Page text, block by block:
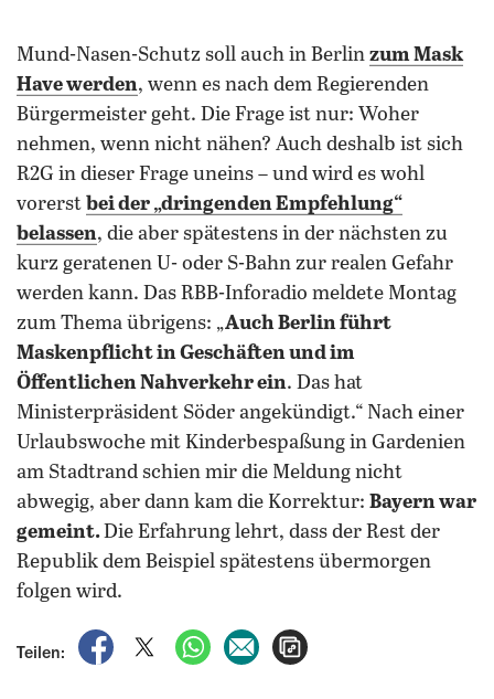
Mund-Nasen-Schutz soll auch in Berlin zum Mask
Have werden, wenn es nach dem Regierenden
Bürgermeister geht. Die Frage ist nur: Woher
nehmen, wenn nicht nähen? Auch deshalb ist sich
R2G in dieser Frage uneins – und wird es wohl
vorerst bei der „dringenden Empfehlung“
belassen, die aber spätestens in der nächsten zu
kurz geratenen U- oder S-Bahn zur realen Gefahr
werden kann. Das RBB-Inforadio meldete Montag
zum Thema übrigens: „Auch Berlin führt
Maskenpflicht in Geschäften und im
Öffentlichen Nahverkehr ein. Das hat
Ministerpräsident Söder angekündigt.“ Nach einer
Urlaubswoche mit Kinderbespaßung in Gardenien
am Stadtrand schien mir die Meldung nicht
abwegig, aber dann kam die Korrektur: Bayern war
gemeint.Die Erfahrung lehrt, dass der Rest der
Republik dem Beispiel spätestens übermorgen
folgen wird.
Teilen:
auf Facebook teilen
auf X teilenper WhatsApp teilen
per E-Mail teilen